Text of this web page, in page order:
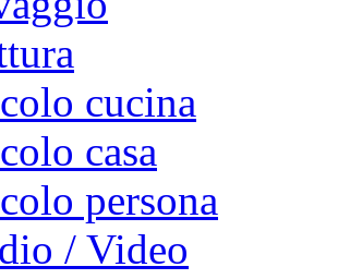
cucina
casa
persona
/ Video